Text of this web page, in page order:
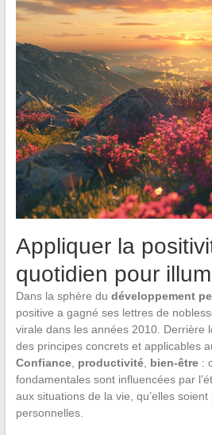
Appliquer la
quotidien pour
Dans la sphère du développement
positive a gagné ses lettres de
virale dans les années 2010. Derrière
des principes concrets et applicables
Confiance, productivité, bien-être:
fondamentales sont influencées par
aux situations de la vie, qu’elles
personnelles.